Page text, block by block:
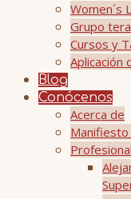
Women´s
Grupo
Cursos y
Aplicación
Blog
Conócenos
Acerca de
Manifiesto